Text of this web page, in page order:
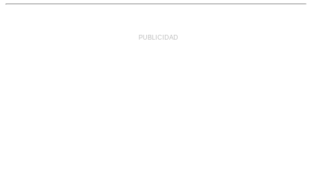
PUBLICIDAD